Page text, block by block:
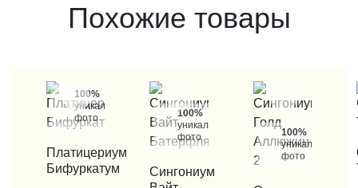
Похожие товары
100%
уникальные
фото
КУПИТЬ В 1 КЛИК
Платицериум
Бифуркатум
100%
уникальные
фото
КУПИТЬ В 1 КЛИК
Сингониум
100%
уникальные
фото